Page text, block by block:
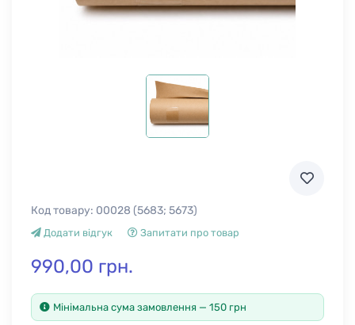
Код товару: 00028 (5683; 5673)
Додати відгук Запитати про товар
990,00 грн.
Мінімальна сума замовлення — 150 грн